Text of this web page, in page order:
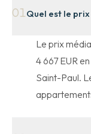
01Quel est le prix
Le prix
4 667 EUR
Saint-Paul.